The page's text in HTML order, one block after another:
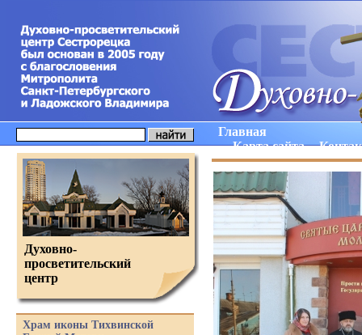
Главная
Карта сайта
Духовно-
просветительский
центр
Храм иконы Тихвинской